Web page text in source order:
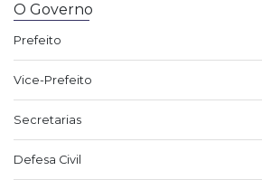
O Governo
Prefeito
Vice-Prefeito
Secretarias
Defesa Civil